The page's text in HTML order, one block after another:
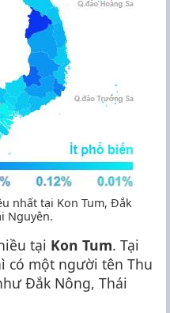
nhất tại Kon Tum, Đắk
Nguyên.
tại Kon Tum. Tại
có một người tên Thu
Đắk Nông, Thái